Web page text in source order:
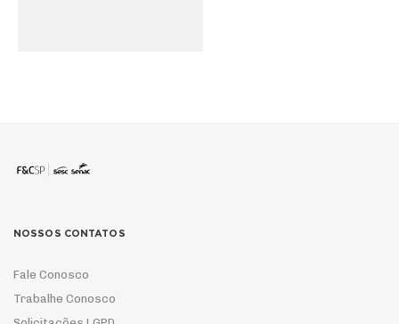
NOSSOS CONTATOS
Fale Conosco
Trabalhe Conosco